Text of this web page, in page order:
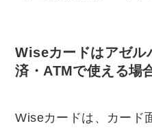
Wiseカードはアゼル
済・ATMで使える場
Wiseカードは、カード